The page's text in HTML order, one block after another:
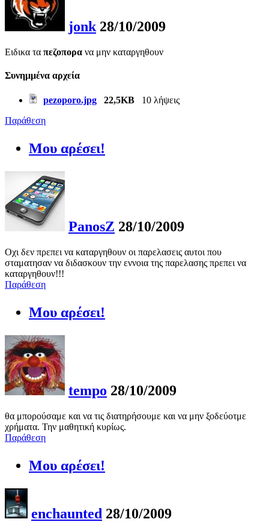
jonk 28/10/2009
Ειδικα τα πεζοπορα να μην καταργηθουν
Συνημμένα αρχεία
pezoporo.jpg 22,5KB
10 λήψεις
Παράθεση
Μου αρέσει!
PanosZ 28/10/2009
Οχι δεν πρεπει να καταργηθουν οι παρελασεις αυτοι που
σταματησαν να διδασκουν την εννοια της παρελασης πρεπει να
καταργηθουν!!!
Παράθεση
Μου αρέσει!
tempo 28/10/2009
θα μπορούσαμε και να τις διατηρήσουμε και να μην ξοδεύοτμε
χρήματα. Την μαθητική κυρίως.
Παράθεση
Μου αρέσει!
enchaunted 28/10/2009